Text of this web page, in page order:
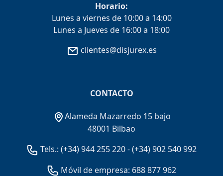
Horario:
Lunes a viernes de 10:00 a 14:00
Lunes a Jueves de 16:00 a 18:00
clientes@disjurex.es
CONTACTO
Alameda Mazarredo 15 bajo
48001 Bilbao
Tels.: (+34) 944 255 220-(+34) 902 540 992
Móvil de empresa: 688 877 962